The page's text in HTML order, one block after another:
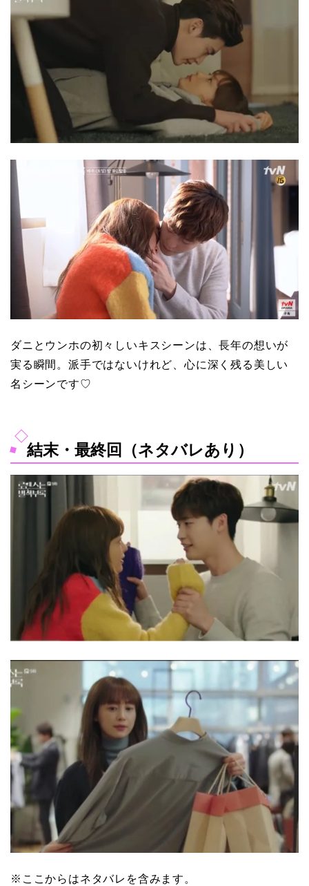
ダニとウンホの初々しいキスシーンは、長年の想いが
実る瞬間。派手ではないけれど、心に深く残る美しい
名シーンです♡
結末・最終回（ネタバレあり）
※ここからはネタバレを含みます。